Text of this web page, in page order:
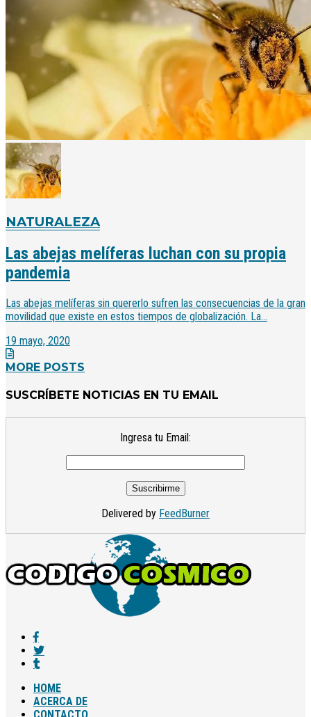
NATURALEZA
Las abejas melíferas luchan con su propia
pandemia
Las abejas melíferas sin quererlo sufren las consecuencias de la gran
movilidad que existe en estos tiempos de globalización. La...
19 mayo, 2020
MORE POSTS
SUSCRÍBETE NOTICIAS EN TU EMAIL
Ingresa tu Email:
Delivered by FeedBurner
HOME
ACERCA DE